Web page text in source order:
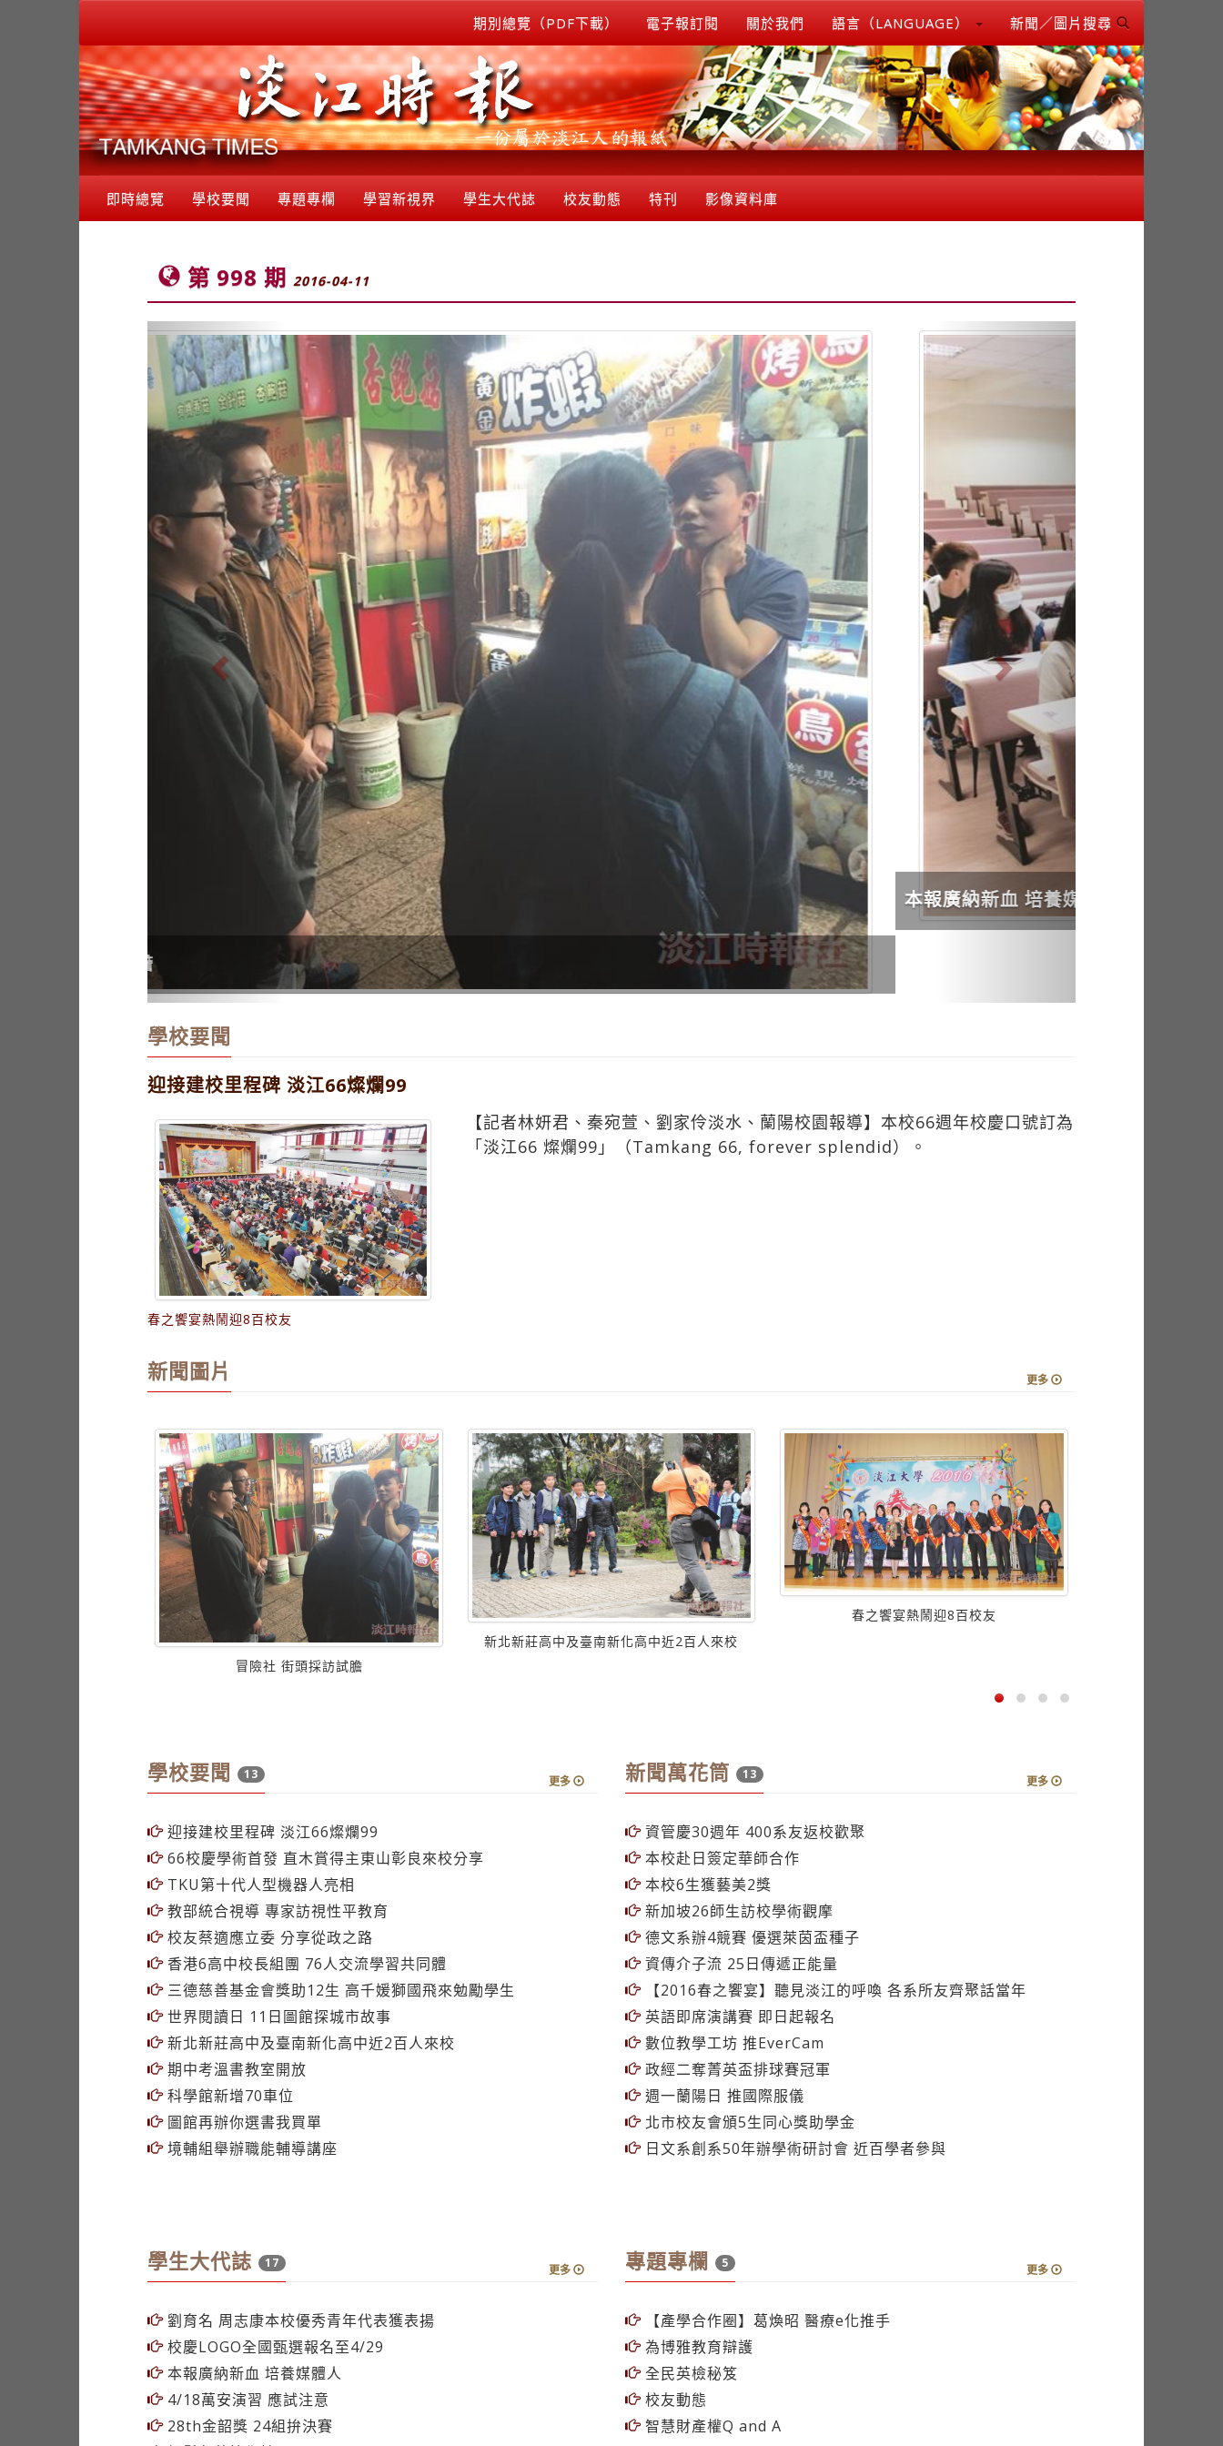
期別總覽（PDF下載） 電子報訂閱 關於我們 語言（LANGUAGE） 新聞／圖片搜尋
即時總覽 學校要聞 專題專欄 學習新視界 學生大代誌 校友動態 特刊 影像資料庫
第 998 期 2016-04-11
本報廣納新血 培養媒體人
Previous Next
學校要聞
春之饗宴熱鬧迎8百校友
新聞圖片
冒險社 街頭採訪試膽
新北新莊高中及臺南新化高中近2百人來校
春之饗宴熱鬧迎8百校友
迎接建校里程碑 淡江66燦爛99
66校慶學術首發 直木賞得主東山彰良來校分享
教部統合視導 專家訪視性平教育
校友蔡適應立委 分享從政之路
香港6高中校長組團 76人交流學習共同體
三德慈善基金會獎助12生 高千媛獅國飛來勉勵學生
世界閱讀日 11日圖館探城市故事
新北新莊高中及臺南新化高中近2百人來校
期中考溫書教室開放
科學館新增70車位
圖館再辦你選書我買單
境輔組舉辦職能輔導講座
資管慶30週年 400系友返校歡聚
本校赴日簽定華師合作
新加坡26師生訪校學術觀摩
德文系辦4競賽 優選萊茵盃種子
資傳介子流 25日傳遞正能量
【2016春之饗宴】聽見淡江的呼喚 各系所友齊聚話當年
英語即席演講賽 即日起報名
數位教學工坊 推EverCam
政經二奪菁英盃排球賽冠軍
週一蘭陽日 推國際服儀
北市校友會頒5生同心獎助學金
日文系創系50年辦學術研討會 近百學者參與
劉育名 周志康本校優秀青年代表獲表揚
校慶LOGO全國甄選報名至4/29
4/18萬安演習 應試注意
28th金韶獎 24組拚決賽
輕鬆角落等你拍
生輔組籲 留心網路詐騙
佛學社感恩祈福 師生素食結緣
【產學合作圈】葛煥昭 醫療e化推手
為博雅教育辯護
校友動態
智慧財產權Q and A